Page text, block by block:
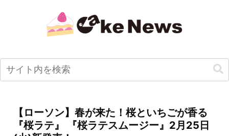
【ローソン】春が来た！桜といちごが香る
『桜ラテ』 『桜ラテスムージー』2月25日